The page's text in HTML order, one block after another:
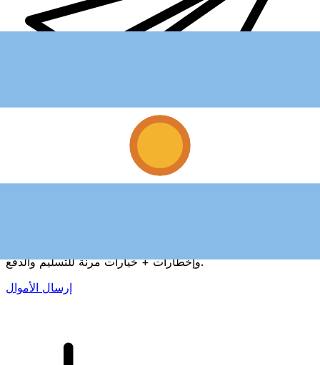
وإخطارات + خيارات مرنة للتسليم والدفع.
إرسال الأموال